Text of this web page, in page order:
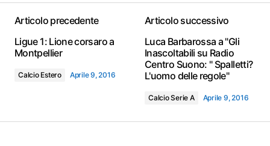
Articolo precedente
Ligue 1: Lione corsaro a
Montpellier
Calcio Estero Aprile 9, 2016
Articolo successivo
Luca Barbarossa a "Gli
Inascoltabili su Radio
Centro Suono: " Spalletti?
L'uomo delle regole"
Calcio Serie A Aprile 9, 2016